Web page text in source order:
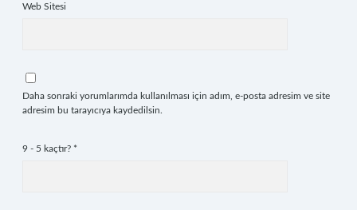
Web Sitesi
Daha sonraki yorumlarımda kullanılması için adım, e-posta adresim ve site
adresim bu tarayıcıya kaydedilsin.
9 - 5 kaçtır? *